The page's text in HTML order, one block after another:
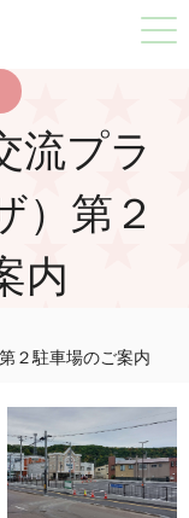
流プラ
）第２
内
２駐車場のご案内